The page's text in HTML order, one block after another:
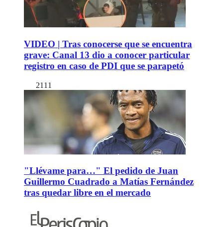
VIDEO | Tras conocerse que se encuentra
grave: Canal 13 dio a conocer particular
registro en caso de PDI que se parapetó
2111
"Llévame para…" El pedido de Juan
Guillermo Cuadrado a Matías Fernández
tras quedar libre en el mercado